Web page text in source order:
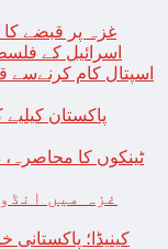
غزہ پر قبضے کا
اسرائیل کے
اسپتال کام کرنےسے
پاکستان
ٹینکوں کا محاصرہ،
غزہ میں